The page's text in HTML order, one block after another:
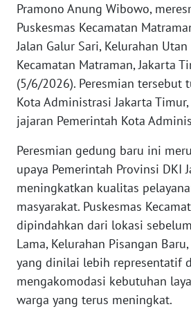
Pramono Anung Wibowo,
Puskesmas Kecamatan
Jalan Galur Sari, Kelurahan
Kecamatan Matraman, Jakarta
(5/6/2026). Peresmian tersebut
Kota Administrasi Jakarta
jajaran Pemerintah Kota
Peresmian gedung baru ini
upaya Pemerintah Provinsi DKI
meningkatkan kualitas
masyarakat. Puskesmas
dipindahkan dari lokasi
Lama, Kelurahan Pisangan
yang dinilai lebih representatif
mengakomodasi kebutuhan
warga yang terus meningkat.
KONTAK
KAMI
IKLAN
TENTANG
PEDOMAN
MEDIA
SIBER
REDAKSI
KARIR